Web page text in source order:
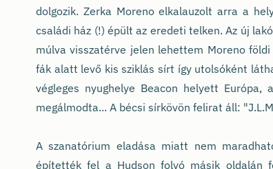
dolgozik. Zerka Moreno elkalauzolt arra a
családi ház (!) épült az eredeti telken. Az új
múlva visszatérve jelen lehettem Moreno
fák alatt levő kis sziklás sírt így utolsóként
végleges nyughelye Beacon helyett
megálmodta... A bécsi sírkövön felirat áll:
A szanatórium eladása miatt nem
építették fel a Hudson folyó másik oldalán